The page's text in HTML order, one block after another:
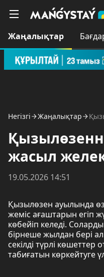
Жаңалықтар
Негізгі Жаңалықтар
жасыл
19.05.2026 14:51
Қызылөзен ауылында
жеміс ағаштарын егіп
көбейіп келеді.
бірнеше жылдан бері
секілді түрлі
табиғатын көркейтуге